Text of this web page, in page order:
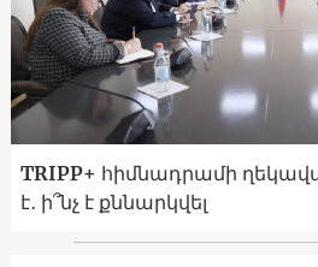
TRIPP+ հիմնադրամի
է․ ի՞նչ է քննարկվել